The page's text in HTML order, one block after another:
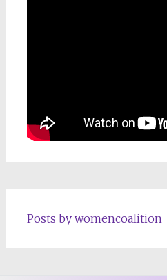
Posts by womencoalition